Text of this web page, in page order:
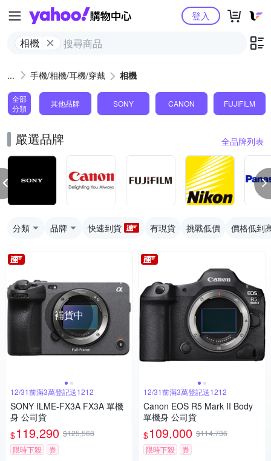
Yahoo購物中心
相機
登入
手機/相機/耳機/穿戴 相機
全部
分類
其他品牌 SONY CANON FUJIFILM
嚴選品牌 全品牌列表
分類 品牌 快速到貨 有現貨 挑戰低價 價格低到
補貨中
12/31前滿3萬登記送1212
SONY ILME-FX3A FX3A 單機
身 公司貨
$119,290 $125,568
限時下殺
券
12/31前滿3萬登記送1212
Canon EOS R5 Mark II Body
單機身 公司貨
$109,000 $114,736
限時下殺
券